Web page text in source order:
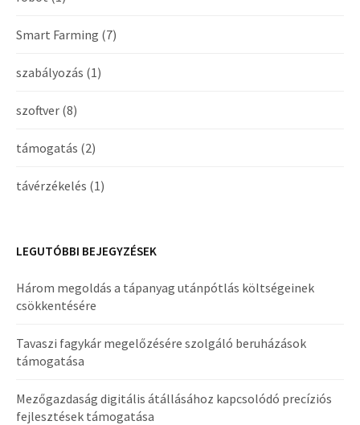
Smart Farming (7)
szabályozás (1)
szoftver (8)
támogatás (2)
távérzékelés (1)
LEGUTÓBBI BEJEGYZÉSEK
Három megoldás a tápanyag utánpótlás költségeinek
csökkentésére
Tavaszi fagykár megelőzésére szolgáló beruházások
támogatása
Mezőgazdaság digitális átállásához kapcsolódó precíziós
fejlesztések támogatása